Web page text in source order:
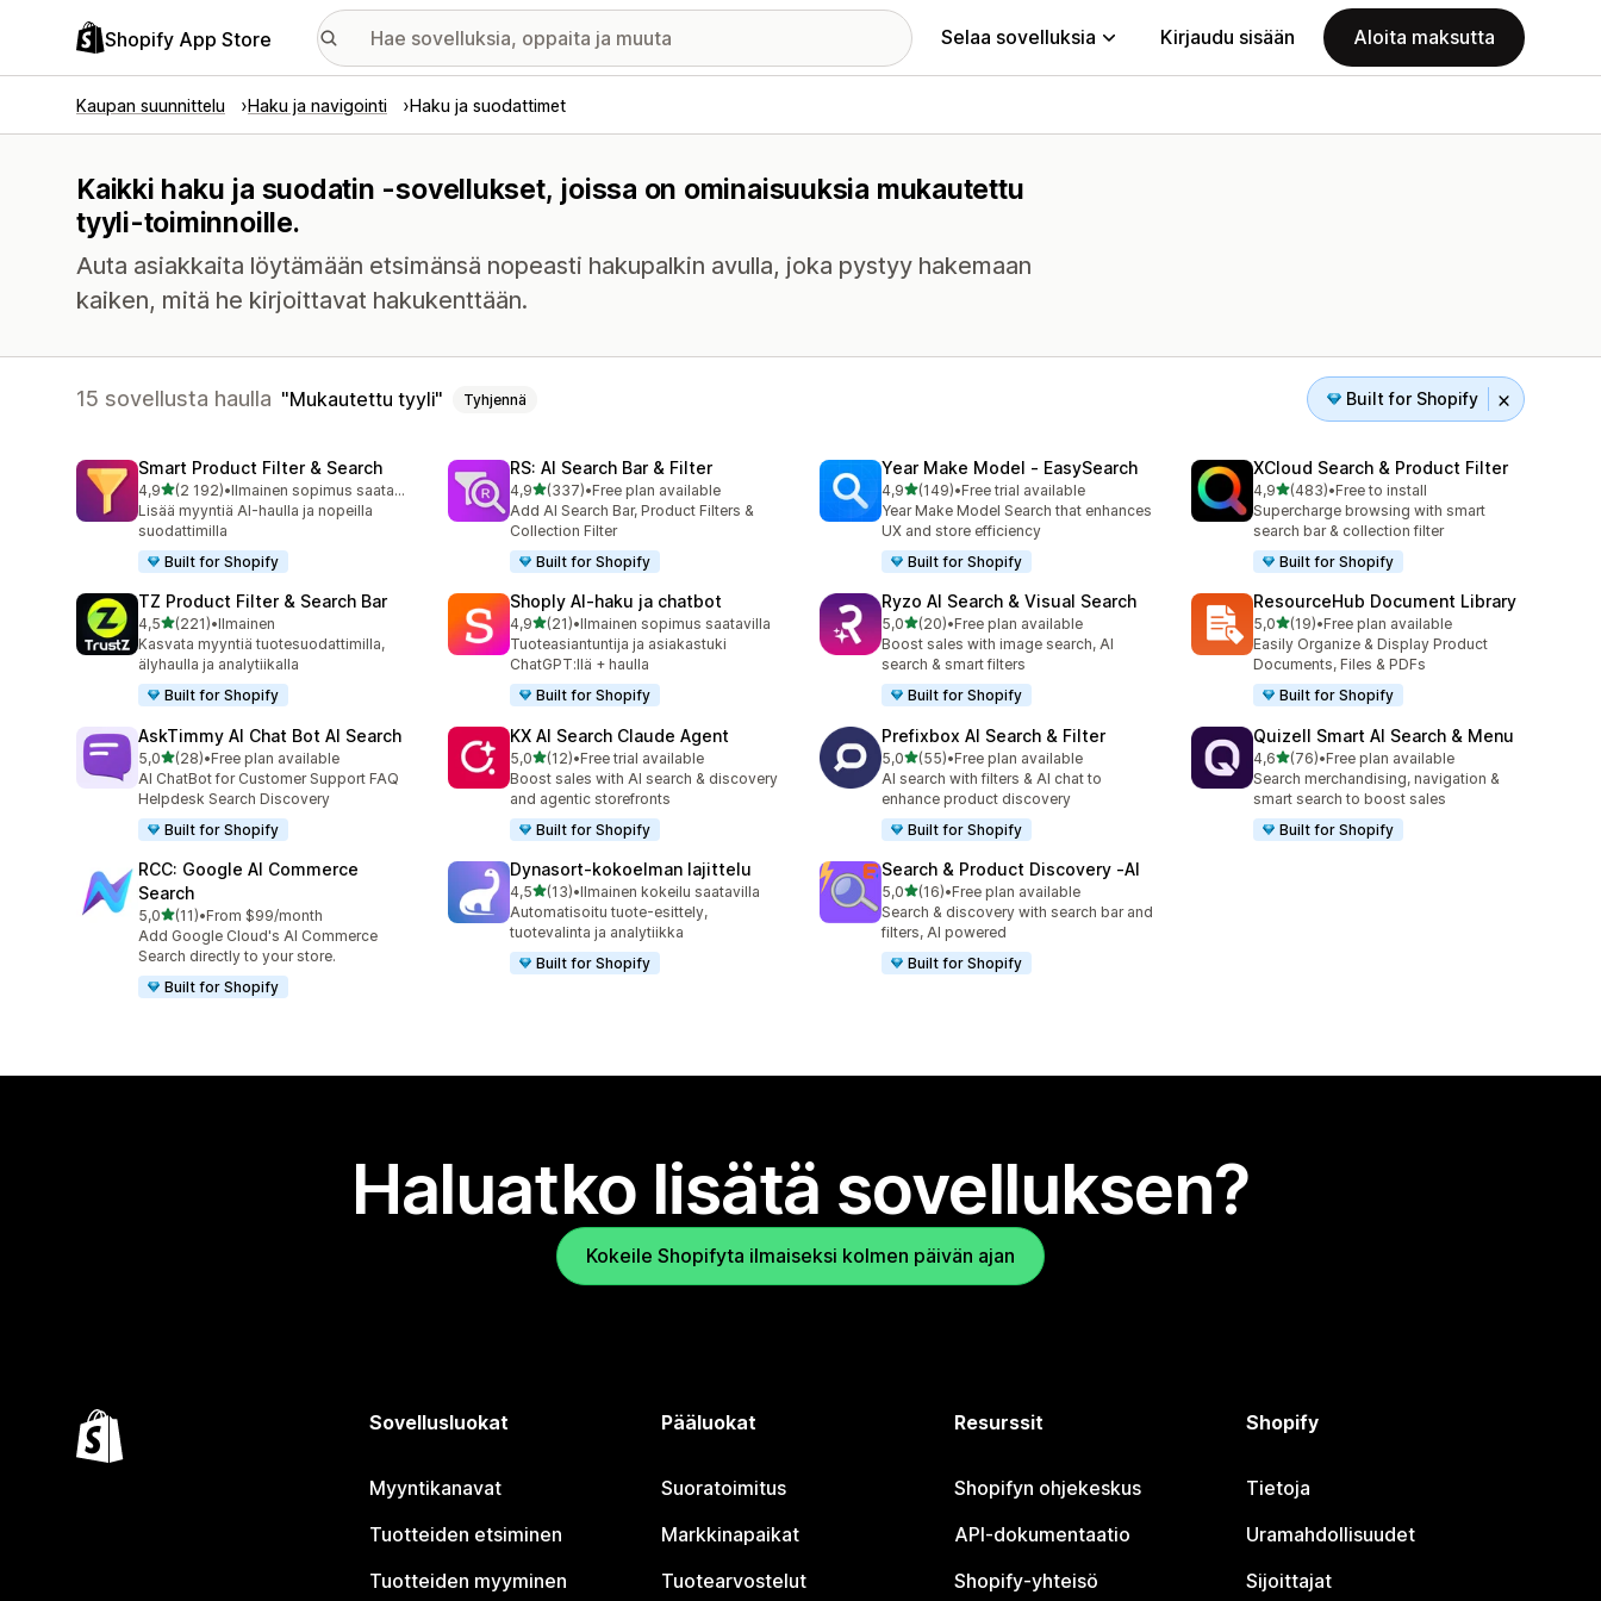
Shopify App Store Selaa sovelluksia Kirjaudu sisään Aloita maksutta
Kaupan suunnittelu Haku ja navigointi Haku ja suodattimet
Kaikki haku ja suodatin -sovellukset, joissa on ominaisuuksia mukautettu
tyyli-toiminnoille.
Auta asiakkaita löytämään etsimänsä nopeasti hakupalkin avulla, joka pystyy hakemaan
kaiken, mitä he kirjoittavat hakukenttään.
15 sovellusta haulla Mukautettu tyyli Tyhjennä Built for Shopify
Smart Product Filter & Search
4,9/ 5 tähteä
(2 192)
2192 arvostelua yhteensä
•
Ilmainen sopimus saatavilla
Lisää myyntiä AI-haulla ja nopeilla
suodattimilla
Built for Shopify
RS: AI Search Bar & Filter
4,9/ 5 tähteä
(337)
337 arvostelua yhteensä
•Free plan available
Add AI Search Bar, Product Filters &
Collection Filter
Built for Shopify
Year Make Model ‑ EasySearch
4,9/ 5 tähteä
(149)
149 arvostelua yhteensä
•Free trial available
Year Make Model Search that enhances
UX and store efficiency
Built for Shopify
XCloud Search & Product Filter
4,9/ 5 tähteä
(483)
483 arvostelua yhteensä
•Free to install
Supercharge browsing with smart
search bar & collection filter
Built for Shopify
TZ Product Filter & Search Bar
4,5/ 5 tähteä
(221)
221 arvostelua yhteensä
•Ilmainen
Kasvata myyntiä tuotesuodattimilla,
älyhaulla ja analytiikalla
Built for Shopify
Shoply AI‑haku ja chatbot
4,9/ 5 tähteä
(21)
21 arvostelua yhteensä
•Ilmainen sopimus saatavilla
Tuoteasiantuntija ja asiakastuki
ChatGPT:llä + haulla
Built for Shopify
Ryzo AI Search & Visual Search
5,0/ 5 tähteä
(20)
20 arvostelua yhteensä
•Free plan available
Boost sales with image search, AI
search & smart filters
Built for Shopify
ResourceHub Document Library
5,0/ 5 tähteä
(19)
19 arvostelua yhteensä
•Free plan available
Easily Organize & Display Product
Documents, Files & PDFs
Built for Shopify
AskTimmy AI Chat Bot AI Search
5,0/ 5 tähteä
(28)
28 arvostelua yhteensä
•Free plan available
AI ChatBot for Customer Support FAQ
Helpdesk Search Discovery
Built for Shopify
KX AI Search Claude Agent
5,0/ 5 tähteä
(12)
12 arvostelua yhteensä
•Free trial available
Boost sales with AI search & discovery
and agentic storefronts
Built for Shopify
Prefixbox AI Search & Filter
5,0/ 5 tähteä
(55)
55 arvostelua yhteensä
•Free plan available
AI search with filters & AI chat to
enhance product discovery
Built for Shopify
Quizell Smart AI Search & Menu
4,6/ 5 tähteä
(76)
76 arvostelua yhteensä
•Free plan available
Search merchandising, navigation &
smart search to boost sales
Built for Shopify
RCC: Google AI Commerce
Search
5,0/ 5 tähteä
(11)
11 arvostelua yhteensä
•From $99/month
Add Google Cloud's AI Commerce
Search directly to your store.
Built for Shopify
Dynasort‑kokoelman lajittelu
4,5/ 5 tähteä
(13)
13 arvostelua yhteensä
•Ilmainen kokeilu saatavilla
Automatisoitu tuote-esittely,
tuotevalinta ja analytiikka
Built for Shopify
Search & Product Discovery ‑AI
5,0/ 5 tähteä
(16)
16 arvostelua yhteensä
•Free plan available
Search & discovery with search bar and
filters, AI powered
Built for Shopify
Haluatko lisätä sovelluksen?
Kokeile Shopifyta ilmaiseksi kolmen päivän ajan
Sovellusluokat
Myyntikanavat
Tuotteiden etsiminen
Tuotteiden myyminen
Pääluokat
Suoratoimitus
Markkinapaikat
Tuotearvostelut
Resurssit
Shopifyn ohjekeskus
API-dokumentaatio
Shopify-yhteisö
Shopify
Tietoja
Uramahdollisuudet
Sijoittajat